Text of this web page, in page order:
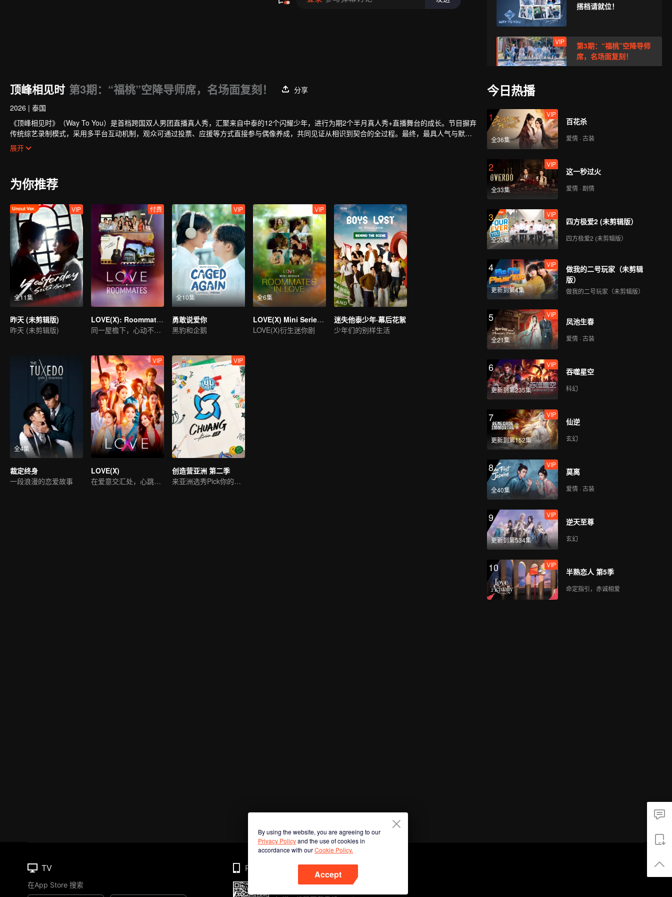
搭档请就位！
VIP
第3期：“福桃”空降导师
席，名场面复刻！
VIP
VIP
VIP
VIP EP7加更-01
VIP
VIP
VIP
VIP
VIP
VIP
顶峰相见时 第3期：“福桃”空降导师席，名场面复刻！
分享
2026 | 泰国
《顶峰相见时》（Way To You）是首档跨国双人男团直播真人秀，汇聚来自中泰的12个闪耀少年，进行为期2个半月真人秀+直播舞台的成长。节目摒弃
传统综艺录制模式，采用多平台互动机制，观众可通过投票、应援等方式直接参与偶像养成，共同见证从相识到契合的全过程。最终，最具人气与默契
的CP组合将在全球舞台上闪耀出道。
展开
为你推荐
全11集
VIP
昨天 (未剪辑版)
昨天 (未剪辑版)
付费
LOVE(X): Roommates
同一屋檐下，心动不设防！LOVE(X)合拍室友特辑
全10集
VIP
勇敢说爱你
黑豹和企鹅
全6集
VIP
LOVE(X) Mini Series: Roommates In Love
LOVE(X)衍生迷你剧
迷失他泰少年·幕后花絮
少年们的别样生活
全4集
裁定终身
一段浪漫的恋爱故事
VIP
LOVE(X)
在爱意交汇处，心跳奏响缤纷旋律
VIP
创造营亚洲 第二季
来亚洲选秀Pick你的偶像
今日热播
1
全36集
VIP
百花杀
爱情 · 古装
2
全33集
VIP
这一秒过火
爱情 · 剧情
3
全25集
VIP
四方极爱2 (未剪辑版）
四方极爱2 (未剪辑版）
4
更新到第4集
VIP
做我的二号玩家（未剪辑
版）
做我的二号玩家（未剪辑版）
5
全21集
VIP
凤池生春
爱情 · 古装
6
更新到第235集
VIP
吞噬星空
科幻
7
更新到第152集
VIP
仙逆
玄幻
8
全40集
VIP
莫离
爱情 · 古装
9
更新到第534集
VIP
逆天至尊
玄幻
10 VIP
半熟恋人 第5季
命定指引，赤诚相爱
By using the website, you are agreeing to our
Privacy Policyand the use of cookies in
accordance with ourCookie Policy.
Accept
TV
在App Store 搜索
Phone